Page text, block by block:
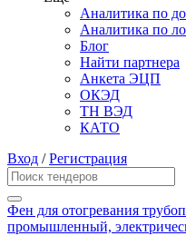
Аналитика по
Аналитика по
Блог
Найти партнера
Анкета ЭЦП
ОКЭД
ТН ВЭД
КАТО
Вход /Регистрация
Фен для отогревания
промышленный,